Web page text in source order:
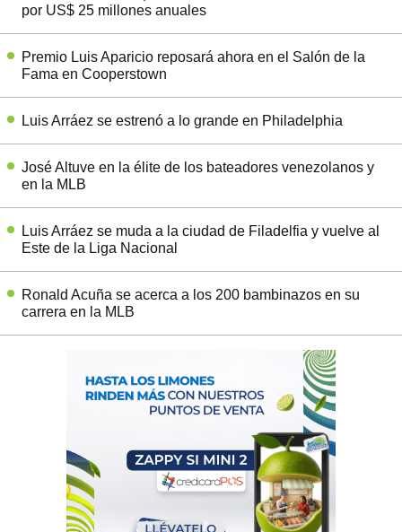
por US$ 25 millones anuales
Premio Luis Aparicio reposará ahora en el Salón de la
Fama en Cooperstown
Luis Arráez se estrenó a lo grande en Philadelphia
José Altuve en la élite de los bateadores venezolanos y
en la MLB
Luis Arráez se muda a la ciudad de Filadelfia y vuelve al
Este de la Liga Nacional
Ronald Acuña se acerca a los 200 bambinazos en su
carrera en la MLB